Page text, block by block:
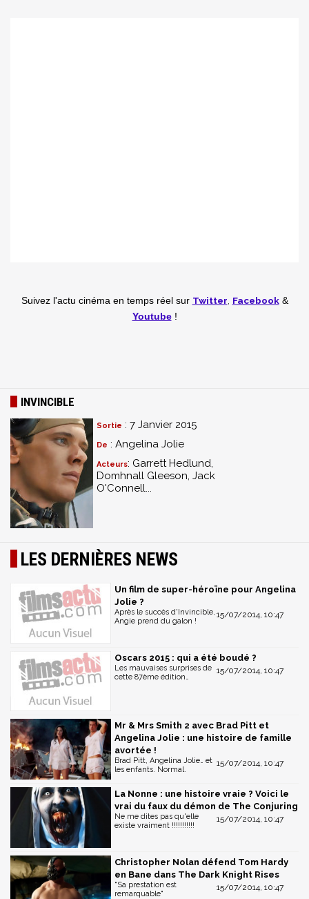
Suivez l'actu cinéma en temps réel sur Twitter Facebook&
Youtube!
INVINCIBLE
Sortie : 7 Janvier 2015
De : Angelina Jolie
Acteurs: Garrett Hedlund,
Domhnall Gleeson, Jack
O'Connell...
LES DERNIÈRES NEWS
Un film de super-héroïne pour Angelina
Jolie ?
15/07/2014, 10:47
Après le succès d'Invincible,
Angie prend du galon !
Oscars 2015 : qui a été boudé ?
15/07/2014, 10:47
Les mauvaises surprises de
cette 87ème édition…
Mr & Mrs Smith 2 avec Brad Pitt et
Angelina Jolie : une histoire de famille
avortée !
15/07/2014, 10:47
Brad Pitt, Angelina Jolie… et
les enfants. Normal.
La Nonne : une histoire vraie ? Voici le
vrai du faux du démon de The Conjuring
15/07/2014, 10:47
Ne me dites pas qu'elle
existe vraiment !!!!!!!!!!!
Christopher Nolan défend Tom Hardy
en Bane dans The Dark Knight Rises
15/07/2014, 10:47
"Sa prestation est
remarquable"